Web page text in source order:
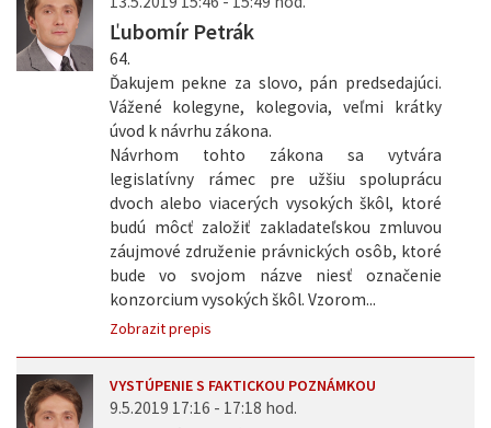
Ľubomír Petrák
64.
Ďakujem pekne za slovo, pán predsedajúci.
Vážené kolegyne, kolegovia, veľmi krátky
úvod k návrhu zákona.
Návrhom tohto zákona sa vytvára
legislatívny rámec pre užšiu spoluprácu
dvoch alebo viacerých vysokých škôl, ktoré
budú môcť založiť zakladateľskou zmluvou
záujmové združenie právnických osôb, ktoré
bude vo svojom názve niesť označenie
konzorcium vysokých škôl. Vzorom...
Zobrazit prepis
VYSTÚPENIE S FAKTICKOU POZNÁMKOU
9.5.2019 17:16 - 17:18 hod.